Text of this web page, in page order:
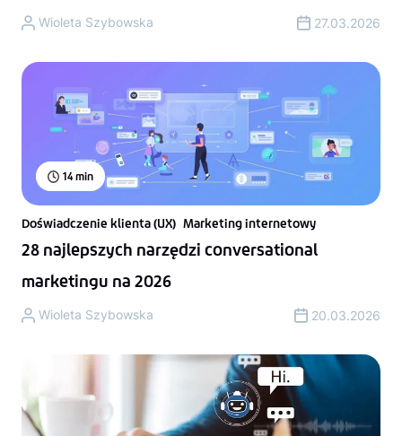
Wioleta Szybowska 27.03.2026
14min
Doświadczenie klienta (UX) Marketing internetowy
28 najlepszych narzędzi conversational
marketingu na 2026
Wioleta Szybowska 20.03.2026